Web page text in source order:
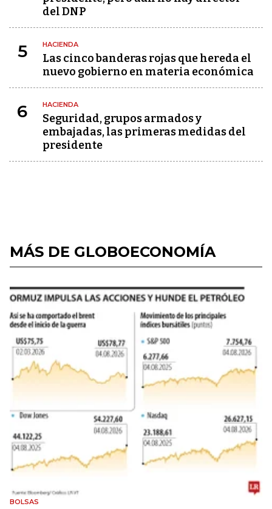
del DNP
5 HACIENDA
Las cinco banderas rojas que hereda el
nuevo gobierno en materia económica
6 HACIENDA
Seguridad, grupos armados y
embajadas, las primeras medidas del
presidente
MÁS DE GLOBOECONOMÍA
BOLSAS